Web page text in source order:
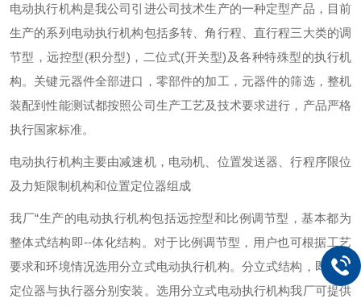
电动执行机构是我公司引进公司技术生产的一种定型产品，目前
生产的系列电动执行机构包括多转、角行程、直行程三大类的调
节型，远控型(积分型) ，二位式(开关型) 及各种特殊型的执行机
构。关键元器件全部进口，零部件的加工，元器件的筛选，整机
装配到性能测试都按照公司生产工艺及技术要求进行，产品严格
执行国家标准。
电动执行机构主要由减速机，电动机、位置发送器、行程序限位
及力矩限制机构和位置定位器组成
我厂“生产的电动执行机构包括远控型和比例调节型，基本都为
整体式结构即--体化结构。对于比例调节型，用户也可根据工艺
要求和环境情况选用分立式电动执行机构。分立式结构，即位置
定位器与执行器分别安装。选用分立式电动执行机构我厂可提供